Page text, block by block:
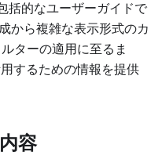
括的なユーザーガイドで
から複雑な表示形式のカ
ターの適用に至るま
するための情報を提供
容